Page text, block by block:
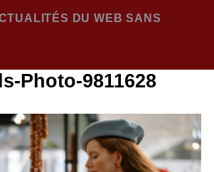
DU WEB SANS
Photo-9811628